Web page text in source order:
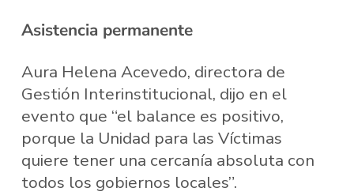
Asistencia permanente
Aura Helena Acevedo, directora de
Gestión Interinstitucional, dijo en el
evento que “el balance es positivo,
porque la Unidad para las Víctimas
quiere tener una cercanía absoluta con
todos los gobiernos locales”.